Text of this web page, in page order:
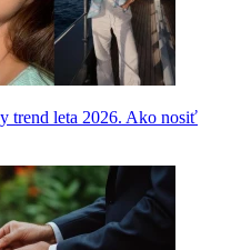
trend leta 2026. Ako nosiť